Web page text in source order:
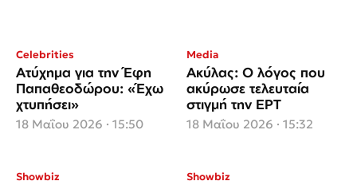
Celebrities
Ατύχημα για την Έφη
Παπαθεοδώρου: «Έχω
χτυπήσει»
18 Μαΐου 2026 · 15:50
Media
Ακύλας: Ο λόγος που
ακύρωσε τελευταία
στιγμή την ΕΡΤ
18 Μαΐου 2026 · 15:32
Showbiz Showbiz